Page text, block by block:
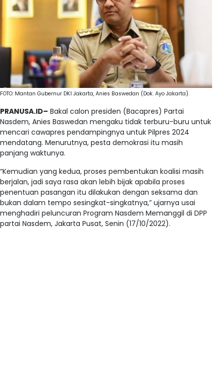
FOTO: Mantan Gubernur DKI Jakarta, Anies Baswedan (Dok. Ayo Jakarta).
PRANUSA.ID– Bakal calon presiden (Bacapres) Partai
Nasdem, Anies Baswedan mengaku tidak terburu-buru untuk
mencari cawapres pendampingnya untuk Pilpres 2024
mendatang. Menurutnya, pesta demokrasi itu masih
panjang waktunya.
“Kemudian yang kedua, proses pembentukan koalisi masih
berjalan, jadi saya rasa akan lebih bijak apabila proses
penentuan pasangan itu dilakukan dengan seksama dan
bukan dalam tempo sesingkat-singkatnya,” ujarnya usai
menghadiri peluncuran Program Nasdem Memanggil di DPP
partai Nasdem, Jakarta Pusat, Senin (17/10/2022).